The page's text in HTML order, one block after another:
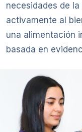
necesidades de
activamente al
una alimentación
basada en